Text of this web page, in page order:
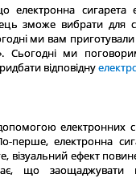
електронна сигарета
зможе вибрати для
ми вам
Сьогодні ми
відповідну
електронних
перше, електронна
візуальний ефект
що